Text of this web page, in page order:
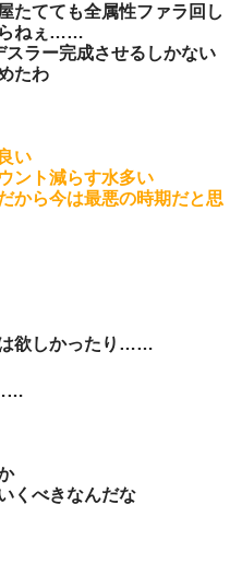
たてても全属性ファラ回し
らねぇ……
ラー完成させるしかない
たわ
い
ント減らす水多い
から今は最悪の時期だと思
は欲しかったり……
くべきなんだな